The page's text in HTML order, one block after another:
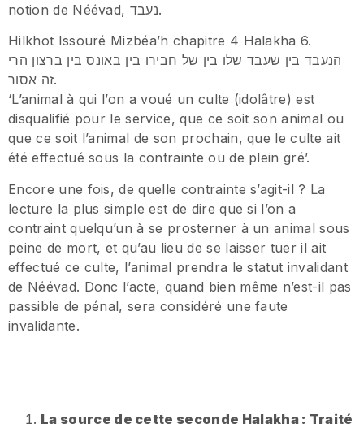
notion de Néévad, נעבד.
Hilkhot Issouré Mizbéa’h chapitre 4 Halakha 6.
הנעבד בין שעבד שלו בין של חבירו בין באונס בין ברצון הרי
זה אסור.
‘L’animal à qui l’on a voué un culte (idolâtre) est
disqualifié pour le service, que ce soit son animal ou
que ce soit l’animal de son prochain, que le culte ait
été effectué sous la contrainte ou de plein gré’.
Encore une fois, de quelle contrainte s’agit-il ? La
lecture la plus simple est de dire que si l’on a
contraint quelqu’un à se prosterner à un animal sous
peine de mort, et qu’au lieu de se laisser tuer il ait
effectué ce culte, l’animal prendra le statut invalidant
de Néévad. Donc l’acte, quand bien même n’est-il pas
passible de pénal, sera considéré une faute
invalidante.
La source de cette seconde Halakha : Traité